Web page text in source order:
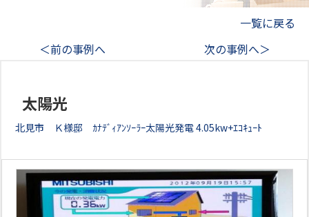
一覧に戻る
＜前の事例へ
次の事例へ＞
太陽光
北見市 Ｋ様邸 ｶﾅﾃﾞｨｱﾝｿｰﾗｰ太陽光発電 4.05kw+ｴｺｷｭｰﾄ